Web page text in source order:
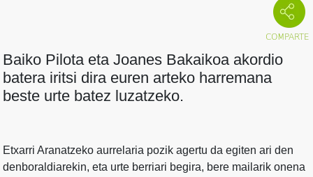
Baiko Pilota eta Joanes Bakaikoa akordio
batera iritsi dira euren arteko harremana
beste urte batez luzatzeko.
Etxarri Aranatzeko aurrelaria pozik agertu da egiten ari den
denboraldiarekin, eta urte berriari begira, bere mailarik onena